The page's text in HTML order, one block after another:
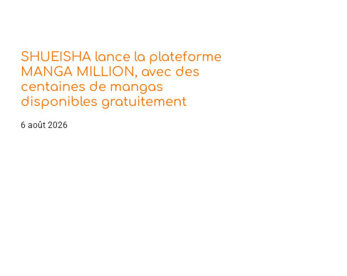
SHUEISHA lance la plateforme
MANGA MILLION, avec des
centaines de mangas
disponibles gratuitement
6 août 2026